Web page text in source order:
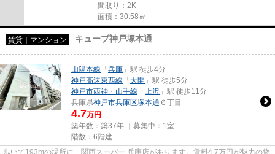
間取り：2K
面積：30.58㎡
賃貸｜マンション キューブ神戸塚本通
山陽本線 「 兵庫 」駅 徒歩4分
神戸高速東西線 「 大開 」駅 徒歩5分
神戸市西神・山手線 「 上沢 」駅 徒歩11分
兵庫県神戸市兵庫区塚本通 ６丁目
4.7万円
築年数：築37年 ｜募集中： 1室
階数：6階建
歩いて193mの場所に、関西スーパー 兵庫店があります。賃料4.7万円が魅力の物